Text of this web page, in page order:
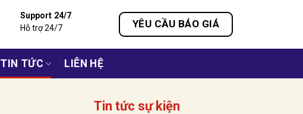
Support 24/7
Hỗ trợ 24/7
YÊU CẦU BÁO GIÁ
TIN TỨC LIÊN HỆ
Tin tức sự kiện